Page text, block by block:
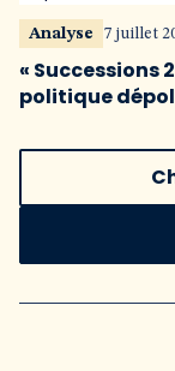
Analyse 7 juillet
« Successions
politique